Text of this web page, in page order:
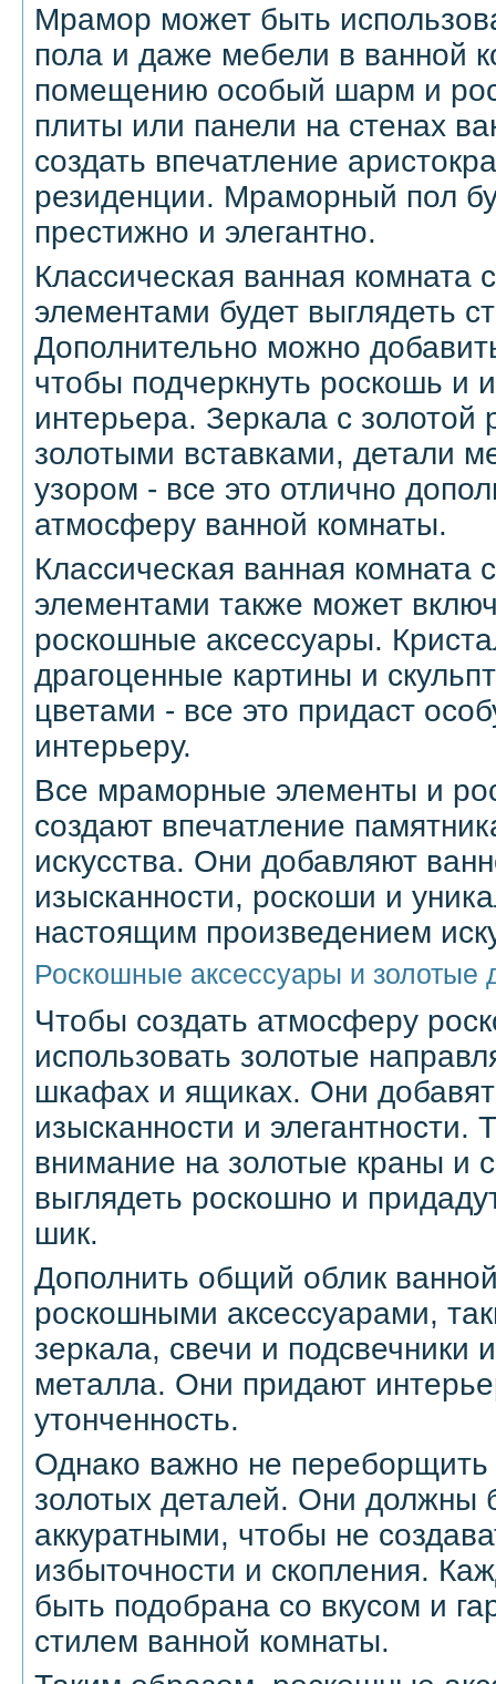
Мрамор может быть
пола и даже мебели в ванной
помещению особый шарм и
плиты или панели на стенах
создать впечатление
резиденции. Мраморный пол
престижно и элегантно.
Классическая ванная
элементами будет выглядеть
Дополнительно можно
чтобы подчеркнуть роскошь и
интерьера. Зеркала с
золотыми вставками, детали
узором - все это отлично
атмосферу ванной комнаты.
Классическая ванная
элементами также может
роскошные аксессуары.
драгоценные картины и
цветами - все это придаст
интерьеру.
Все мраморные элементы и
создают впечатление
искусства. Они добавляют
изысканности, роскоши и
настоящим произведением
Роскошные аксессуары и золотые
Чтобы создать атмосферу
использовать золотые
шкафах и ящиках. Они
изысканности и элегантности.
внимание на золотые краны и
выглядеть роскошно и
шик.
Дополнить общий облик
роскошными аксессуарами,
зеркала, свечи и подсвечники
металла. Они придают
утонченность.
Однако важно не переборщить
золотых деталей. Они должны
аккуратными, чтобы не
избыточности и скопления.
быть подобрана со вкусом и
стилем ванной комнаты.